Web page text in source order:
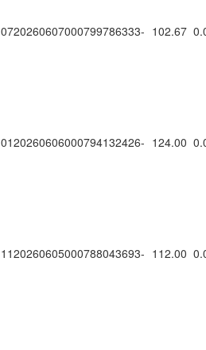
0720260607000799786333- 102.67
0120260606000794132426- 124.00
1120260605000788043693- 112.00